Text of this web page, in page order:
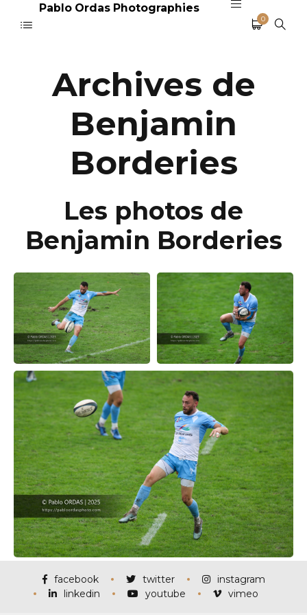
Pablo Ordas Photographies
0
Archives de
Benjamin
Borderies
Les photos de
Benjamin Borderies
facebook twitter
instagram
linkedin
youtube vimeo